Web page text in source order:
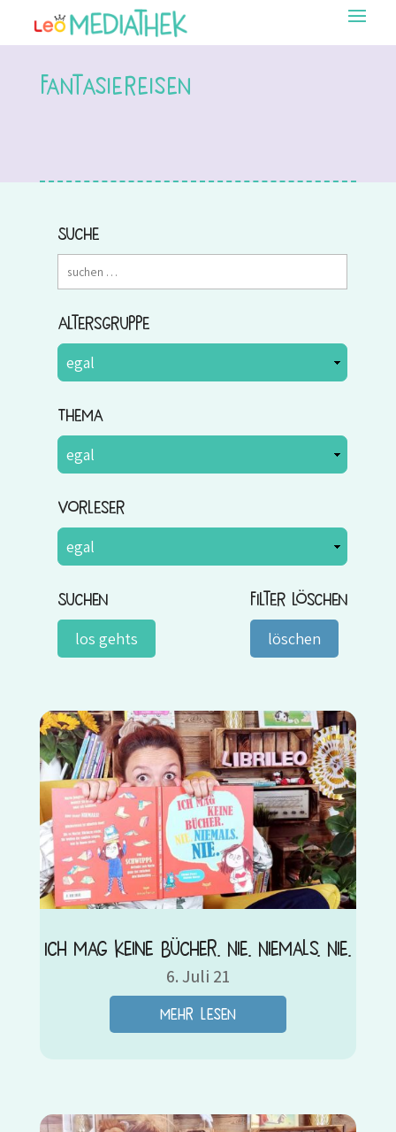
Fantasiereisen
Suche
Altersgruppe
Thema
Vorleser
Suchen Filter löschen
Ich mag keine Bücher. Nie. Niemals. Nie.
6. Juli 21
mehr lesen